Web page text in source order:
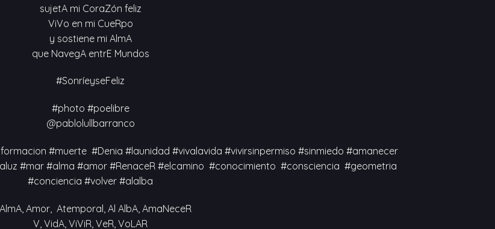
sujetA mi CoraZón feliz
ViVo en mi CueRpo
y sostiene mi AlmA
que NavegA entrE Mundos
#SonríeyseFeliz
#photo #poelibre
@pablolullbarranco
#muerte #Denia #launidad #vivalavida #vivirsinpermiso #sinmiedo #amanecer
#mar #alma #amor #RenaceR #elcamino #conocimiento #consciencia #geometria
#conciencia #volver #alalba
Amor, Atemporal, Al AlbA, AmaNeceR
V, VidA, ViViR, VeR, VoLAR